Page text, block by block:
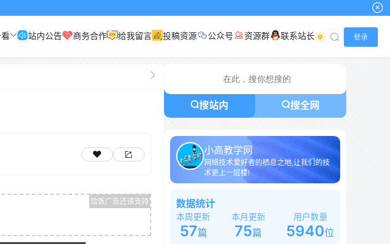
站内公告 商务合作 给我留言 投稿资源 公众号 资源群 联系站长 登录
搜站内 搜全网
小高教学网
网络技术爱好者的栖息之地,让我们的技
术更上一层楼!
数据统计
本周更新
57篇
本月更新
75篇
用户数量
5940位